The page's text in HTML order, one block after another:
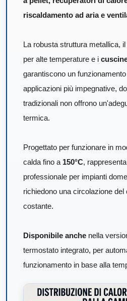
riscaldamento ad aria e
La robusta struttura metallica,
per alte temperature e i
garantiscono un
applicazioni più impegnative,
tradizionali non offrono
termica.
Progettato per funzionare in
calda fino a 150°C,
professionale per impianti
richiedono una circolazione del
costante.
Disponibile anche nella
termostato integrato, per
funzionamento in base alla